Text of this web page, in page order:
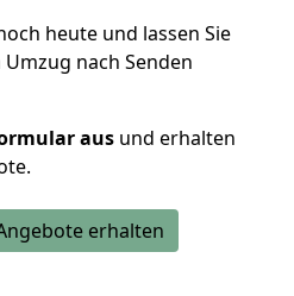
heute und lassen Sie
nach Senden
aus und erhalten
erhalten